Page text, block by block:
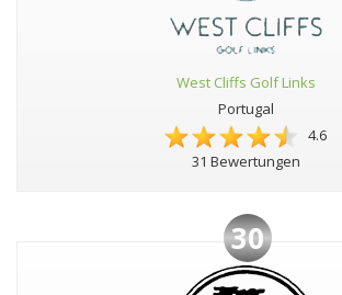
West Cliffs Golf Links
Portugal
4.6
31 Bewertungen
30